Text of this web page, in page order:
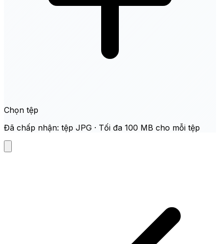
Chọn tệp
Đã chấp nhận: tệp JPG · Tối đa 100 MB cho mỗi tệp